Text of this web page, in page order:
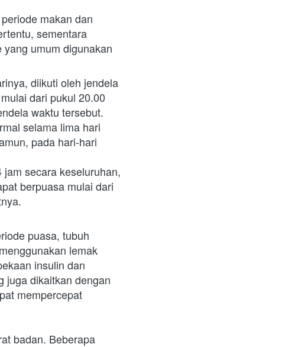
makan dan
sementara
umum digunakan
diikuti oleh jendela
dari pukul 20.00
waktu tersebut.
selama lima hari
pada hari-hari
secara keseluruhan,
berpuasa mulai dari
puasa, tubuh
lemak
insulin dan
juga dikaitkan dengan
mempercepat
badan. Beberapa